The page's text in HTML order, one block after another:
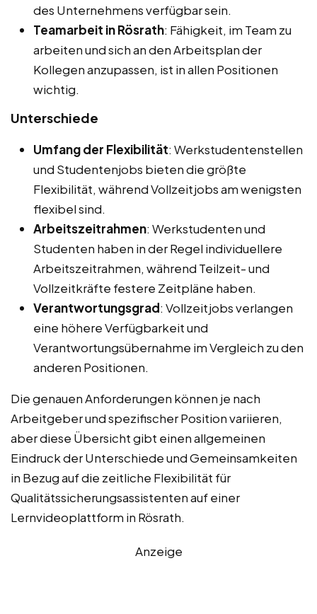
des Unternehmens verfügbar sein.
Teamarbeit in Rösrath: Fähigkeit, im Team zu
arbeiten und sich an den Arbeitsplan der
Kollegen anzupassen, ist in allen Positionen
wichtig.
Unterschiede
Umfang der Flexibilität: Werkstudentenstellen
und Studentenjobs bieten die größte
Flexibilität, während Vollzeitjobs am wenigsten
flexibel sind.
Arbeitszeitrahmen: Werkstudenten und
Studenten haben in der Regel individuellere
Arbeitszeitrahmen, während Teilzeit- und
Vollzeitkräfte festere Zeitpläne haben.
Verantwortungsgrad: Vollzeitjobs verlangen
eine höhere Verfügbarkeit und
Verantwortungsübernahme im Vergleich zu den
anderen Positionen.
Die genauen Anforderungen können je nach
Arbeitgeber und spezifischer Position variieren,
aber diese Übersicht gibt einen allgemeinen
Eindruck der Unterschiede und Gemeinsamkeiten
in Bezug auf die zeitliche Flexibilität für
Qualitätssicherungsassistenten auf einer
Lernvideoplattform in Rösrath.
Anzeige